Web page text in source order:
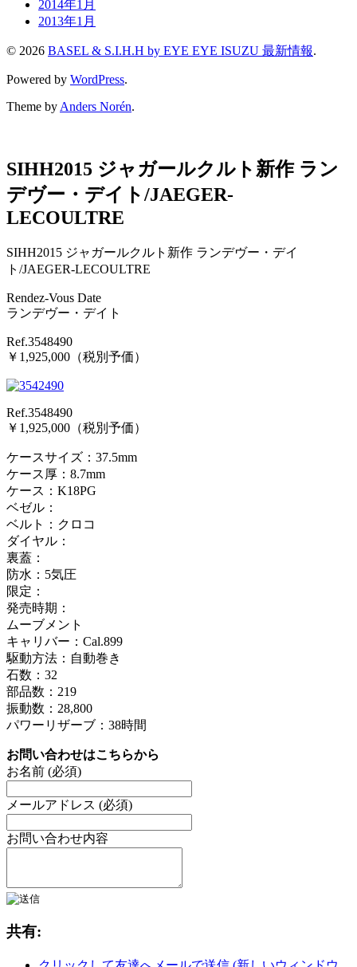
2014年1月
2013年1月
© 2026 BASEL & S.I.H.H by EYE EYE ISUZU 最新情報.
Powered by WordPress.
Theme by Anders Norén.
SIHH2015 ジャガールクルト新作 ラン
デヴー・デイト/JAEGER-
LECOULTRE
SIHH2015 ジャガールクルト新作 ランデヴー・デイ
ト/JAEGER-LECOULTRE
Rendez-Vous Date
ランデヴー・デイト
Ref.3548490
￥1,925,000（税別予価）
Ref.3548490
￥1,925,000（税別予価）
ケースサイズ：37.5mm
ケース厚：8.7mm
ケース：K18PG
ベゼル：
ベルト：クロコ
ダイヤル：
裏蓋：
防水：5気圧
限定：
発売時期：
ムーブメント
キャリバー：Cal.899
駆動方法：自動巻き
石数：32
部品数：219
振動数：28,800
パワーリザーブ：38時間
お問い合わせはこちらから
お名前 (必須)
メールアドレス (必須)
お問い合わせ内容
共有: